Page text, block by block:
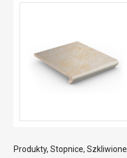
Produkty, Stopnice, Szkliwione